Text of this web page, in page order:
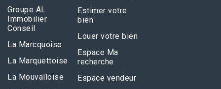
Groupe AL
Immobilier
Conseil
La Marcquoise
La Marquettoise
La Mouvalloise
Estimer votre
bien
Louer votre bien
Espace Ma
recherche
Espace vendeur